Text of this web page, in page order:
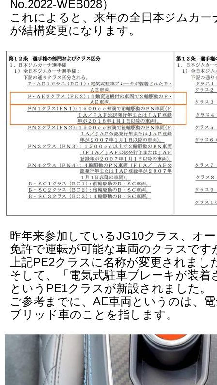
No.2022-WEB028）
これによると、来年の全日本ジムカ
が結構変更になります。
昨年来参加しているJG10クラス、オ
免許で運転が可能な車両のクラスです
上記PE2クラスに名称が変更されまし
そして、「電気式駐車ブレーキが装着
というPE1クラスが新設されました。
ご参考までに、AE車両というのは、
ブリッド車のことを指します。